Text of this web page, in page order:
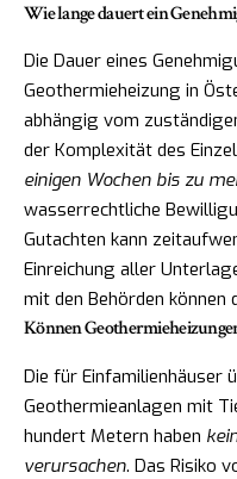
Wie lange dauert ein
Die Dauer eines
Geothermieheizung in
abhängig vom
der Komplexität des
einigen Wochen bis zu
wasserrechtliche
Gutachten kann
Einreichung aller
mit den Behörden können
Können
Die für Einfamilienhäuser
Geothermieanlagen mit
hundert Metern haben
verursachen. Das Risiko